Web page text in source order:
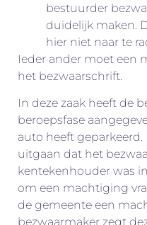
bestuurder
duidelijk maken.
hier niet naar te
Ieder ander moet een
het bezwaarschrift.
In deze zaak heeft de
beroepsfase
auto heeft
uitgaan dat het
kentekenhouder was
om een machtiging
de gemeente een
bezwaarmaker zegt